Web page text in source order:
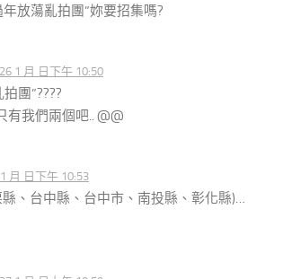
年放蕩亂拍團”妳要招集嗎?
1 月 日下午 10:50
團”????
有我們兩個吧.. @@
月 日下午 10:53
、台中縣、台中市、南投縣、彰化縣)…